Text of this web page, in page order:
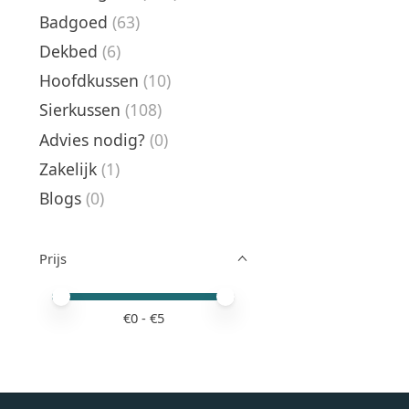
Badgoed (63)
Dekbed (6)
Hoofdkussen (10)
Sierkussen (108)
Advies nodig? (0)
Zakelijk (1)
Blogs (0)
Prijs
Minimale prijswaarde
Price maximum value
€0- €5